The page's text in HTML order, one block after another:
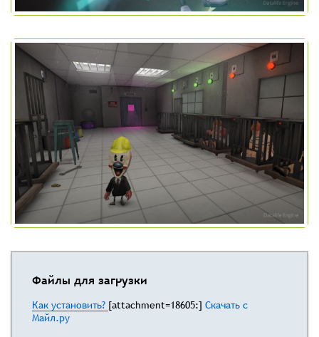
Файлы для загрузки
Как установить? [attachment=18605:] Скачать с
Майл.ру